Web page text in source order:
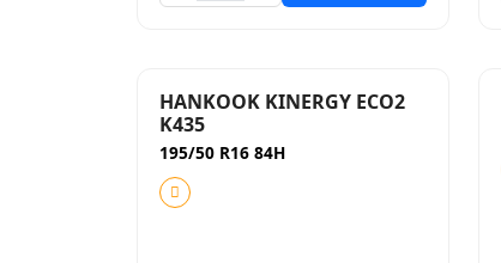
HANKOOK KINERGY ECO2
K435
195/50 R16 84H